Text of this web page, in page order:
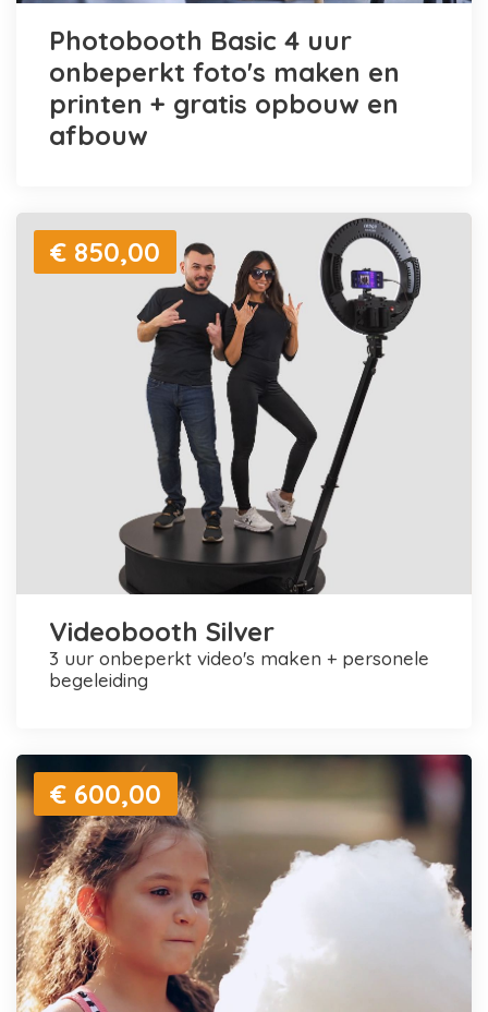
Photobooth Basic 4 uur
onbeperkt foto's maken en
printen + gratis opbouw en
afbouw
€ 850,00
Videobooth Silver
3 uur onbeperkt video's maken + personele
begeleiding
€ 600,00